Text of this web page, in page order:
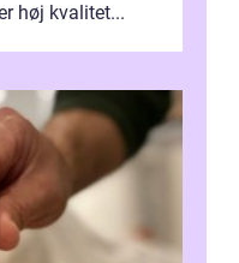
høj kvalitet...